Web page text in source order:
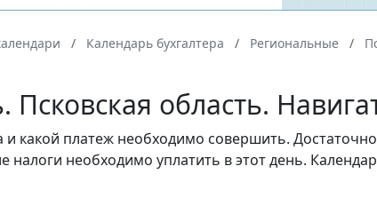
Календарь бухгалтера Региональные
Псковская область.
и какой платеж необходимо совершить.
налоги необходимо уплатить в этот день.